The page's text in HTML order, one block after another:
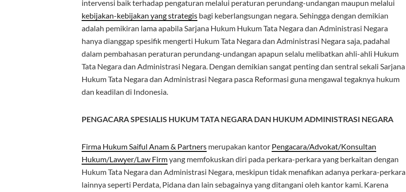
intervensi baik terhadap pengaturan melalui peraturan perundang-undangan maupun melalui
kebijakan-kebijakan yang strategis bagi keberlangsungan negara. Sehingga dengan demikian
adalah pemikiran lama apabila Sarjana Hukum Hukum Tata Negara dan Administrasi Negara
hanya dianggap spesifik mengerti Hukum Tata Negara dan Administrasi Negara saja, padahal
dalam pembahasan peraturan perundang-undangan apapun selalu melibatkan ahli-ahli Hukum
Tata Negara dan Administrasi Negara. Dengan demikian sangat penting dan sentral sekali Sarjana
Hukum Tata Negara dan Administrasi Negara pasca Reformasi guna mengawal tegaknya hukum
dan keadilan di Indonesia.
PENGACARA SPESIALIS HUKUM TATA NEGARA DAN HUKUM ADMINISTRASI NEGARA
Firma Hukum Saiful Anam & Partners merupakan kantor Pengacara/Advokat/Konsultan
Hukum/Lawyer/Law Firmyang memfokuskan diri pada perkara-perkara yang berkaitan dengan
Hukum Tata Negara dan Administrasi Negara, meskipun tidak menafikan adanya perkara-perkara
lainnya seperti Perdata, Pidana dan lain sebagainya yang ditangani oleh kantor kami. Karena